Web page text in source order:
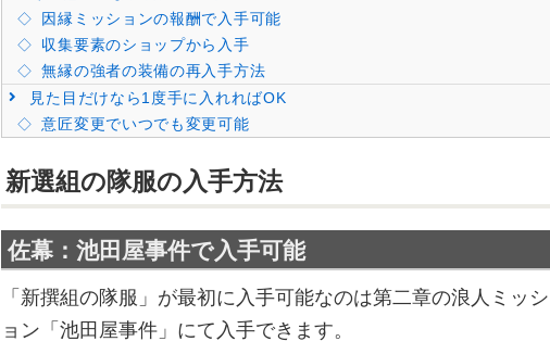
因縁ミッションの報酬で入手可能
収集要素のショップから入手
無縁の強者の装備の再入手方法
見た目だけなら1度手に入れればOK
意匠変更でいつでも変更可能
新選組の隊服の入手方法
佐幕：池田屋事件で入手可能
「新撰組の隊服」が最初に入手可能なのは第二章の浪人ミッシ
ョン「池田屋事件」にて入手できます。